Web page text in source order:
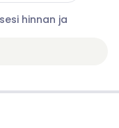
hinnan ja